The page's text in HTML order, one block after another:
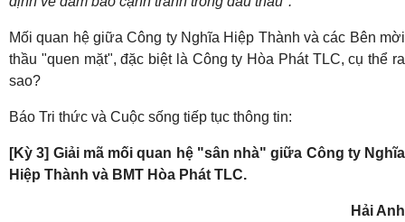
Mối quan hệ giữa Công ty Nghĩa Hiệp Thành và các Bên mời
thầu "quen mặt", đặc biệt là Công ty Hòa Phát TLC, cụ thể ra
sao?
Báo Tri thức và Cuộc sống tiếp tục thông tin:
[Kỳ 3] Giải mã mối quan hệ "sân nhà" giữa Công ty Nghĩa
Hiệp Thành và BMT Hòa Phát TLC.
Hải Anh